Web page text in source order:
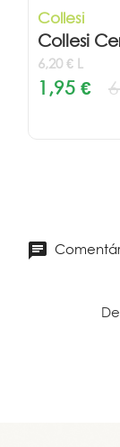
Collesi
Collesi
6,20 € L
1,95 €